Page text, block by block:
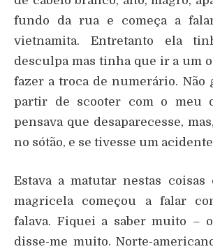
fundo da rua e começa a
vietnamita. Entretanto ela
desculpa mas tinha que ir a um
fazer a troca de numerário. Não
partir de scooter com o meu
pensava que desaparecesse,
no sótão, e se tivesse um
Estava a matutar nestas
magricela começou a falar
falava. Fiquei a saber muito –
disse-me muito. Norte-